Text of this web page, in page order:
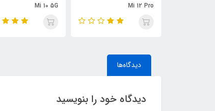
Mi 12 Pro
Mi 10 5G
دیدگاه‌ها
دیدگاه خود را بنویسید